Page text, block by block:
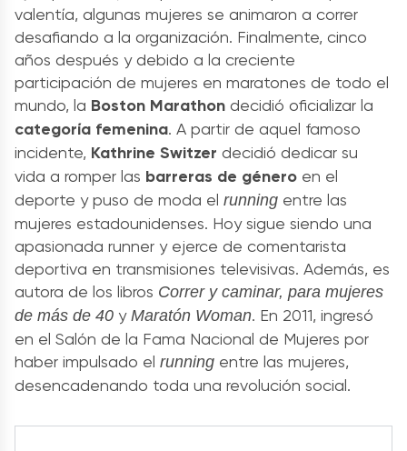
valentía, algunas mujeres se animaron a correr
desafiando a la organización. Finalmente, cinco
años después y debido a la creciente
participación de mujeres en maratones de todo el
mundo, la Boston Marathon decidió oficializar la
categoría femenina. A partir de aquel famoso
incidente, Kathrine Switzer decidió dedicar su
vida a romper las barreras de género en el
deporte y puso de moda el running entre las
mujeres estadounidenses. Hoy sigue siendo una
apasionada runner y ejerce de comentarista
deportiva en transmisiones televisivas. Además, es
autora de los libros Correr y caminar, para mujeres
de más de 40 y Maratón Woman. En 2011, ingresó
en el Salón de la Fama Nacional de Mujeres por
haber impulsado el running entre las mujeres,
desencadenando toda una revolución social.